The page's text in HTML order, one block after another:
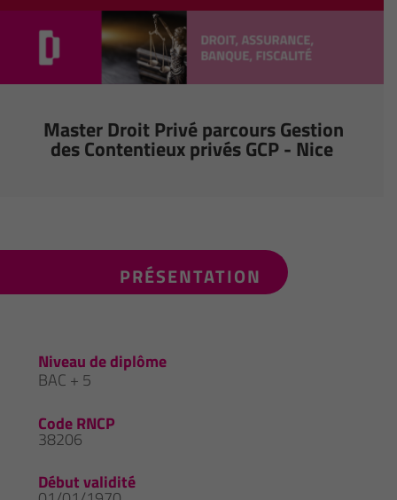
Master Droit Privé parcours Gestion
des Contentieux privés GCP - Nice
PRÉSENTATION
Niveau de diplôme
BAC + 5
Code RNCP
38206
Début validité